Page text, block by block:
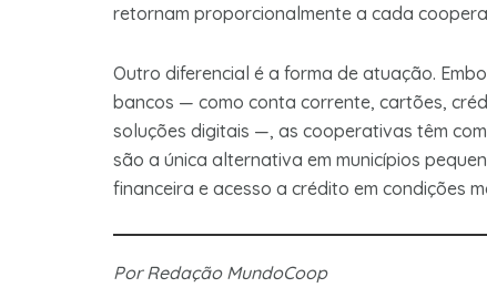
retornam proporcionalmente a cada
Outro diferencial é a forma de atuação.
bancos — como conta corrente, cartões,
soluções digitais —, as cooperativas têm
são a única alternativa em municípios
financeira e acesso a crédito em condições
Por Redação MundoCoop